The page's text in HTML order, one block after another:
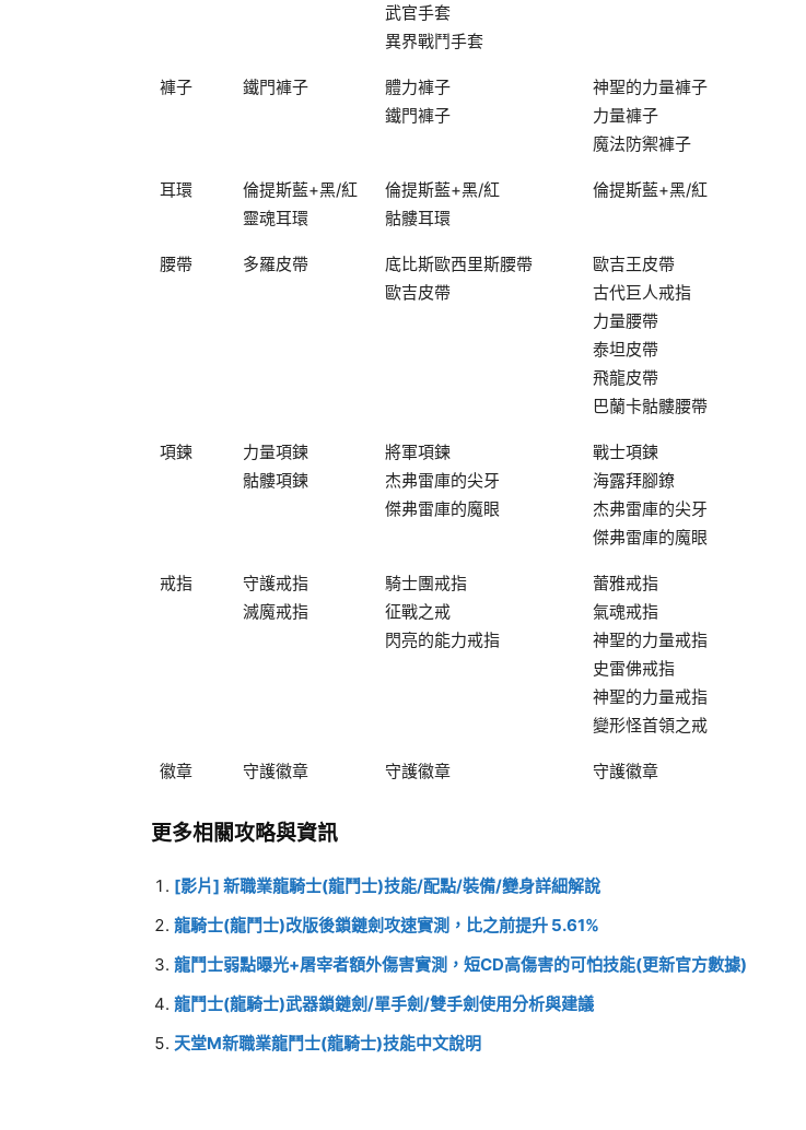
武官手套
異界戰鬥手套
褲子 鐵門褲子
體力褲子
鐵門褲子
神聖的力量褲子
力量褲子
魔法防禦褲子
耳環
倫提斯藍+黑/紅
靈魂耳環
倫提斯藍+黑/紅
骷髏耳環
倫提斯藍+黑/紅
腰帶 多羅皮帶
底比斯歐西里斯腰帶
歐吉皮帶
歐吉王皮帶
古代巨人戒指
力量腰帶
泰坦皮帶
飛龍皮帶
巴蘭卡骷髏腰帶
項鍊
力量項鍊
骷髏項鍊
將軍項鍊
杰弗雷庫的尖牙
傑弗雷庫的魔眼
戰士項鍊
海露拜腳鐐
杰弗雷庫的尖牙
傑弗雷庫的魔眼
戒指
守護戒指
滅魔戒指
騎士團戒指
征戰之戒
閃亮的能力戒指
蕾雅戒指
氣魂戒指
神聖的力量戒指
史雷佛戒指
神聖的力量戒指
變形怪首領之戒
徽章 守護徽章 守護徽章 守護徽章
更多相關攻略與資訊
[影片] 新職業龍騎士(龍鬥士)技能/配點/裝備/變身詳細解說
龍騎士(龍鬥士)改版後鎖鏈劍攻速實測，比之前提升 5.61%
龍鬥士弱點曝光+屠宰者額外傷害實測，短CD高傷害的可怕技能(更新官方數據)
龍鬥士(龍騎士)武器鎖鏈劍/單手劍/雙手劍使用分析與建議
天堂M新職業龍鬥士(龍騎士)技能中文說明